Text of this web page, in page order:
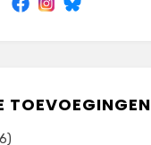
TOEVOEGINGEN